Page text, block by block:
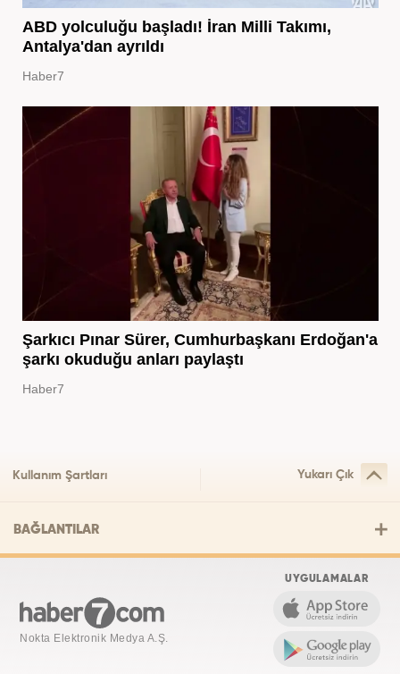
ABD yolculuğu başladı! İran Milli Takımı,
Antalya'dan ayrıldı
Haber7
Şarkıcı Pınar Sürer, Cumhurbaşkanı Erdoğan'a
şarkı okuduğu anları paylaştı
Haber7
Kullanım Şartları Yukarı Çık
BAĞLANTILAR
Nokta Elektronik Medya A.Ş.
UYGULAMALAR